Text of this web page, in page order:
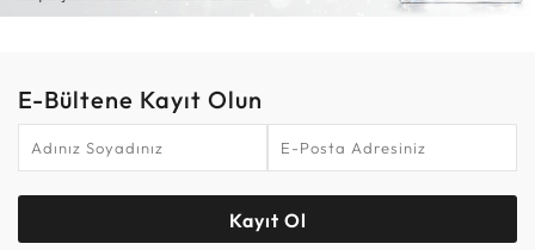
E-Bültene Kayıt Olun
Kayıt Ol